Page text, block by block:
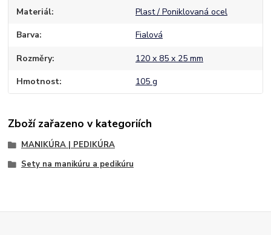
Materiál Plast / Poniklovaná ocel
Barva Fialová
Rozměry 120 x 85 x 25 mm
Hmotnost 105 g
Zboží zařazeno v kategoriích
MANIKÚRA | PEDIKÚRA
Sety na manikúru a pedikúru